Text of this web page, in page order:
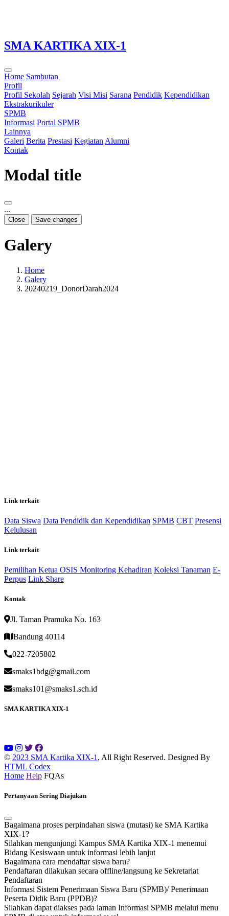
SMA KARTIKA XIX-1
Home Sambutan
Profil
Profil Sekolah Sejarah Visi Misi Sarana Pendidik Kependidikan
Ekstrakurikuler
SPMB
Informasi Portal SPMB
Lainnya
Galeri Berita Prestasi Kegiatan Alumni
Kontak
Modal title
...
Close Save changes
Galery
Home
Galery
20240219_DonorDarah2024
Link terkait
Data Siswa Data Pendidik dan Kependidikan SPMB CBT Presensi
Kelulusan
Link terkait
Pemilihan Ketua OSIS Monitoring Kehadiran Koleksi Tanaman E-
Perpus Link Share
Kontak
Jl. Taman Pramuka No. 163
Bandung 40114
022-7205802
smaks1bdg@gmail.com
smaks101@smaks1.sch.id
SMA KARTIKA XIX-1
© 2023 SMA Kartika XIX-1 , All Right Reserved. Designed By
HTML Codex
Home Help FQAs
Pertanyaan Sering Diajukan
Bagaimana proses perpindahan siswa (mutasi) ke SMA Kartika
XIX-1?
Silahkan mengunjungi Kampus SMA Kartika XIX-1 menemui
Bidang Kesiswaan untuk informasi lebih lanjut
Bagaimana cara mendaftar siswa baru?
Pendaftaran dilakukan secara offline/langsung ke Sekretariat
Pendaftaran
Informasi Sistem Penerimaan Siswa Baru (SPMB)/ Penerimaan
Peserta Didik Baru (PPDB)?
Silahkan dapat diakses pada laman Informasi SPMB melalui menu